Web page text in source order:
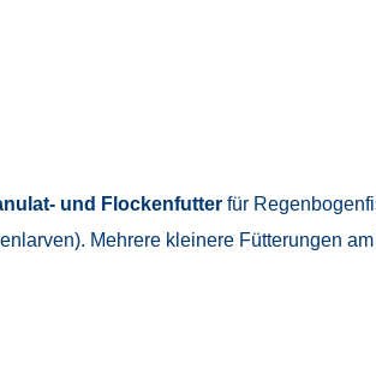
und Flockenfutterfür
Mehrere kleinere Fütterungen am